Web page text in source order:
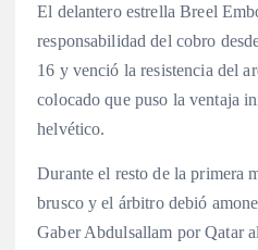
El delantero estrella Breel
responsabilidad del cobro
16 y venció la resistencia del
colocado que puso la ventaja
helvético.
Durante el resto de la primera
brusco y el árbitro debió
Gaber Abdulsallam por Qatar